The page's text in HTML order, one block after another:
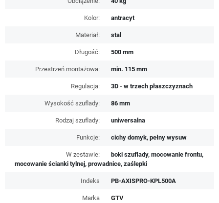
Kolor: antracyt
Materiał: stal
Długość: 500 mm
Przestrzeń montażowa: min. 115 mm
Regulacja: 3D - w trzech płaszczyznach
Wysokość szuflady: 86 mm
Rodzaj szuflady: uniwersalna
Funkcje: cichy domyk, pełny wysuw
W zestawie:
boki szuflady, mocowanie frontu,
mocowanie ścianki tylnej, prowadnice, zaślepki
Indeks PB-AXISPRO-KPL500A
Marka GTV